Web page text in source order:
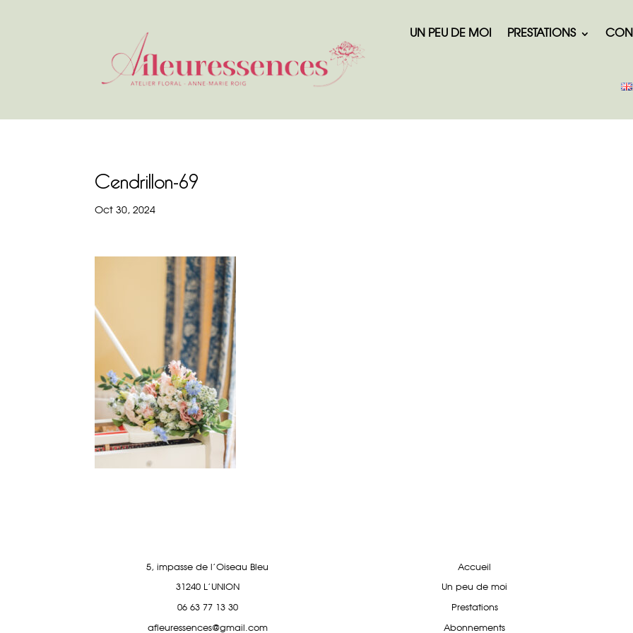
UN PEU DE MOI PRESTATIONS
Cendrillon-69
Oct 30, 2024
5, impasse de l'Oiseau Bleu
31240 L'UNION
06 63 77 13 30
afleuressences@gmail.com
Accueil
Un peu de moi
Prestations
Abonnements